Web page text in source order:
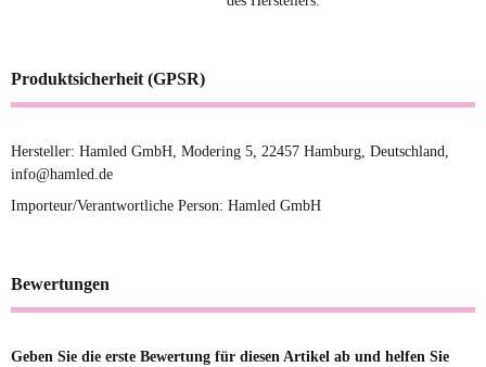
Produktsicherheit (GPSR)
Hersteller: Hamled GmbH, Modering 5, 22457 Hamburg, Deutschland,
info@hamled.de
Importeur/Verantwortliche Person: Hamled GmbH
Bewertungen
Geben Sie die erste Bewertung für diesen Artikel ab und helfen Sie